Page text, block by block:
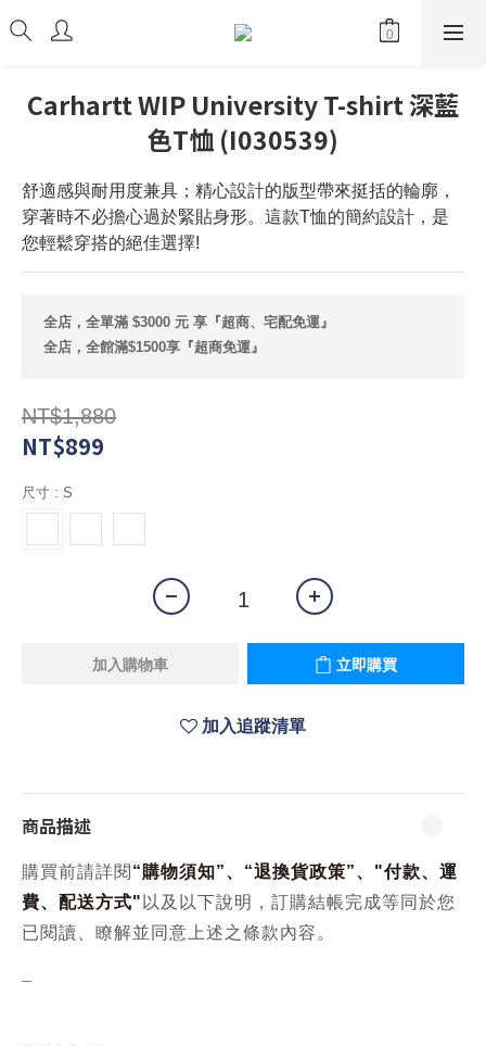
Carhartt WIP University T-shirt 深藍
色T恤 (I030539)
舒適感與耐用度兼具；精心設計的版型帶來挺括的輪廓，
穿著時不必擔心過於緊貼身形。這款T恤的簡約設計，是
您輕鬆穿搭的絕佳選擇!
全店，全單滿 $3000 元 享『超商、宅配免運』
全店，全館滿$1500享『超商免運』
NT$1,880
NT$899
尺寸 : S
加入購物車 立即購買
加入追蹤清單
商品描述
購買前請詳閱 “購物須知”、“退換貨政策”、 "付款、運
費、配送方式" 以及以下說明，訂購結帳完成等同於您
已閱讀、瞭解並同意上述之條款內容。